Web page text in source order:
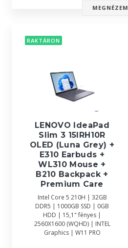
MEGNÉZEM
RAKTÁRON
LENOVO IdeaPad
Slim 3 15IRH10R
OLED (Luna Grey) +
E310 Earbuds +
WL310 Mouse +
B210 Backpack +
Premium Care
Intel Core 5 210H | 32GB
DDR5 | 1000GB SSD | 0GB
HDD | 15,1" fényes |
2560X1600 (WQHD) | INTEL
Graphics | W11 PRO